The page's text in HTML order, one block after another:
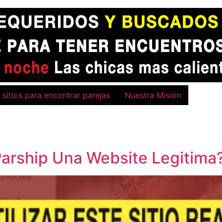
sitios para encontrar parejas Nuestra Misión
Una Website